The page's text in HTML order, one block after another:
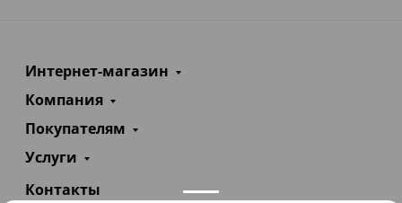
Интернет-магазин
Компания
Покупателям
Услуги
Контакты